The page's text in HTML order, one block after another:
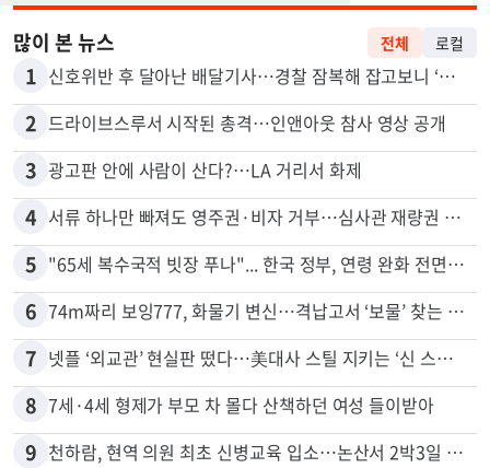
많이 본 뉴스 전체 로컬
1 신호위반 후 달아난 배달기사…경찰 잠복해 잡고보니 ‘반전’
2 드라이브스루서 시작된 총격…인앤아웃 참사 영상 공개
3 광고판 안에 사람이 산다?…LA 거리서 화제
4 서류 하나만 빠져도 영주권·비자 거부…심사관 재량권 대폭 확대
5 "65세 복수국적 빗장 푸나"... 한국 정부, 연령 완화 전면 추진
6 74m짜리 보잉777, 화물기 변신…격납고서 ‘보물’ 찾는 인천공항
7 넷플 ‘외교관’ 현실판 떴다…美대사 스틸 지키는 ‘신 스틸러’
8 7세·4세 형제가 부모 차 몰다 산책하던 여성 들이받아
9 천하람, 현역 의원 최초 신병교육 입소…논산서 2박3일 생활